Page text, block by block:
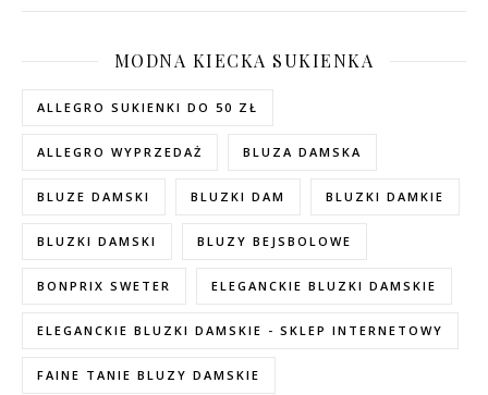
MODNA KIECKA SUKIENKA
ALLEGRO SUKIENKI DO 50 ZŁ
ALLEGRO WYPRZEDAŻ BLUZA DAMSKA
BLUZE DAMSKI BLUZKI DAM BLUZKI DAMKIE
BLUZKI DAMSKI BLUZY BEJSBOLOWE
BONPRIX SWETER ELEGANCKIE BLUZKI DAMSKIE
ELEGANCKIE BLUZKI DAMSKIE - SKLEP INTERNETOWY
FAINE TANIE BLUZY DAMSKIE